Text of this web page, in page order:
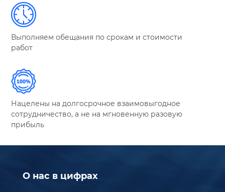
Выполняем обещания по срокам и стоимости
работ
Нацелены на долгосрочное взаимовыгодное
сотрудничество, а не на мгновенную разовую
прибыль
О нас в цифрах